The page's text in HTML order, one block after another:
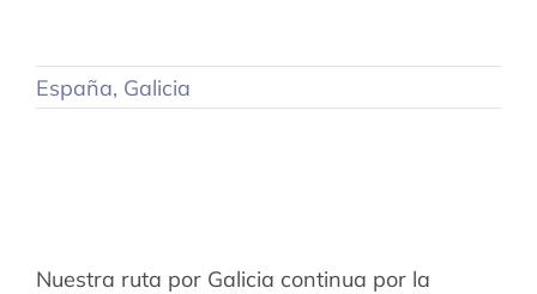
España, Galicia
Nuestra ruta por Galicia continua por la